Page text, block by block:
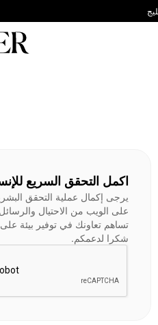
اكمل التحقق السريع
يرجى إكمال عملية التحقق
على الويب من الاحتيال
تساهم تعاونك في توفير بيئة على
شكرا لدعمكم.